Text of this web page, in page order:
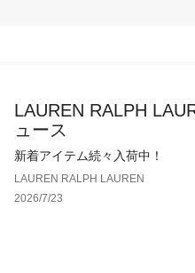
LAUREN RALPH
ュース
新着アイテム続々入荷中！
LAUREN RALPH LAUREN
2026/7/23